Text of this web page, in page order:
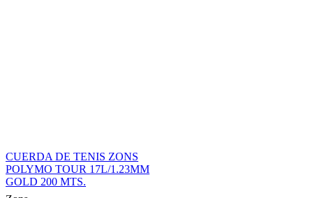
CUERDA DE TENIS ZONS
POLYMO TOUR 17L/1.23MM
GOLD 200 MTS.